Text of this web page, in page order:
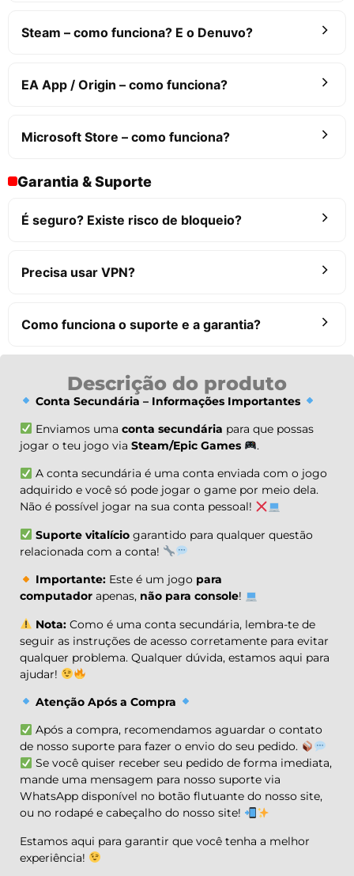
Steam – como funciona? E o Denuvo?
EA App / Origin – como funciona?
Microsoft Store – como funciona?
Garantia & Suporte
É seguro? Existe risco de bloqueio?
Precisa usar VPN?
Como funciona o suporte e a garantia?
Descrição do produto
Conta Secundária – Informações Importantes
Enviamos uma conta secundária para que possas
jogar o teu jogo via Steam/Epic Games
.
A conta secundária é uma conta enviada com o jogo
adquirido e você só pode jogar o game por meio dela.
Não é possível jogar na sua conta pessoal!
Suporte vitalíciogarantido para qualquer questão
relacionada com a conta!
Importante:Este é um jogo para
computador apenas, não para console!
Nota:Como é uma conta secundária, lembra-te de
seguir as instruções de acesso corretamente para evitar
qualquer problema. Qualquer dúvida, estamos aqui para
ajudar!
Atenção Após a Compra
Após a compra, recomendamos aguardar o contato
de nosso suporte para fazer o envio do seu pedido.
Se você quiser receber seu pedido de forma imediata,
mande uma mensagem para nosso suporte via
WhatsApp disponível no botão flutuante do nosso site,
ou no rodapé e cabeçalho do nosso site!
Estamos aqui para garantir que você tenha a melhor
experiência!